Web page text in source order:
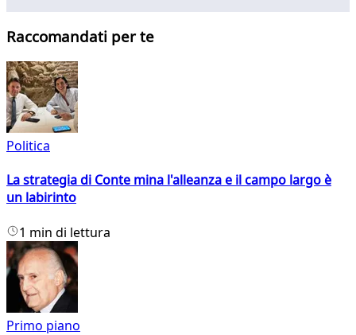
Raccomandati per te
Politica
La strategia di Conte mina l'alleanza e il campo largo è
un labirinto
1 min di lettura
Primo piano